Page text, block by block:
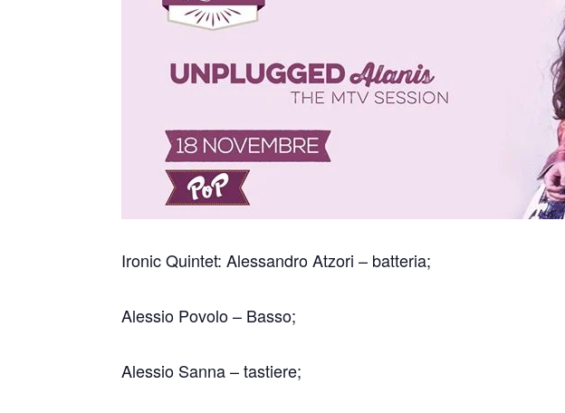
Ironic Quintet: Alessandro Atzori – batteria;
Alessio Povolo – Basso;
Alessio Sanna – tastiere;